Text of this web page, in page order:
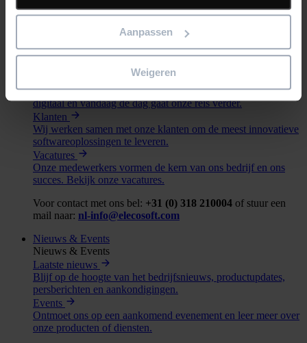
Aanpassen
Weigeren
Voor contact met ons bel:+31 (0) 318 210004of stuur een
nl-info@elecosoft.com
Bedrijf
Ons bedrijf is geëvolueerd van bouwmaterialen naar volledig
digitaal en vandaag de dag gaat onze reis verder.
Klanten
Wij werken samen met onze klanten om de meest innovatieve
softwareoplossingen te leveren.
Vacatures
Onze medewerkers vormen de kern van ons bedrijf en ons
succes. Bekijk onze vacatures.
Voor contact met ons bel: +31 (0) 318 210004 of stuur een
mail naar: nl-info@elecosoft.com
Nieuws & Events
Nieuws & Events
Laatste nieuws
Blijf op de hoogte van het bedrijfsnieuws, productupdates,
persberichten en aankondigingen.
Events
Ontmoet ons op een aankomend evenement en leer meer over
onze producten of diensten.